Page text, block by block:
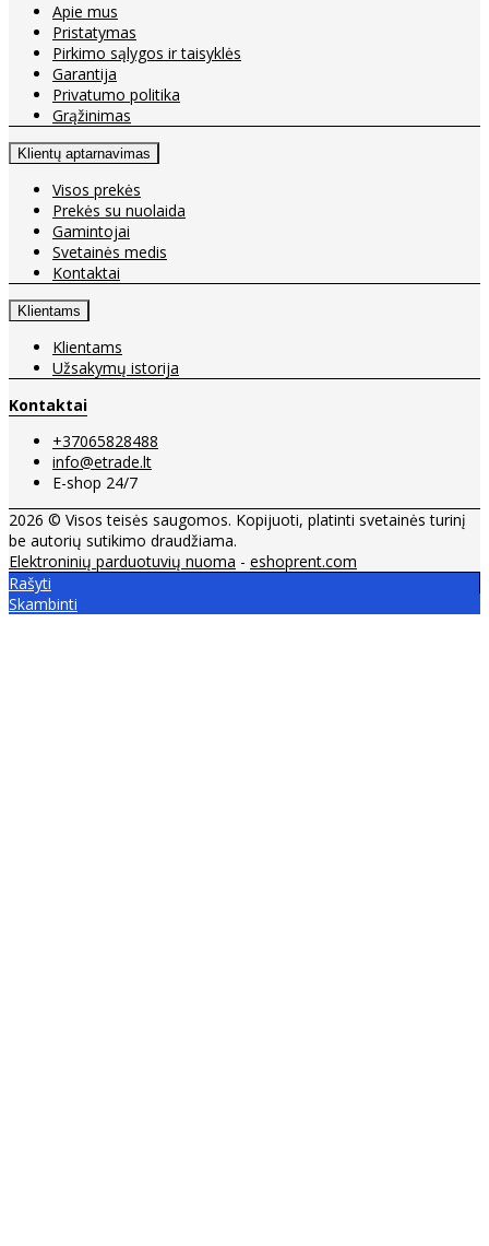
Apie mus
Pristatymas
Pirkimo sąlygos ir taisyklės
Garantija
Privatumo politika
Grąžinimas
Klientų aptarnavimas
Visos prekės
Prekės su nuolaida
Gamintojai
Svetainės medis
Kontaktai
Klientams
Klientams
Užsakymų istorija
Kontaktai
+37065828488
info@etrade.lt
E-shop 24/7
2026 © Visos teisės saugomos. Kopijuoti, platinti svetainės turinį
be autorių sutikimo draudžiama.
Elektroninių parduotuvių nuoma - eshoprent.com
Rašyti
Skambinti